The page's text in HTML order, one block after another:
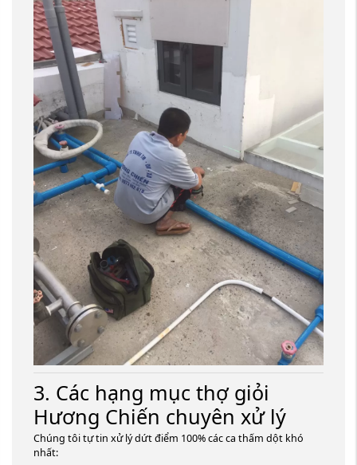
3. Các hạng mục thợ giỏi
Hương Chiến chuyên xử lý
Chúng tôi tự tin xử lý dứt điểm 100% các ca thấm dột khó
nhất: